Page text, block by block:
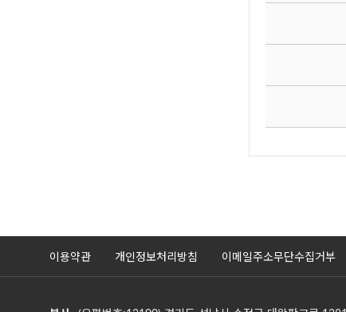
이용약관
개인정보처리방침 이메일주소무단수집거부